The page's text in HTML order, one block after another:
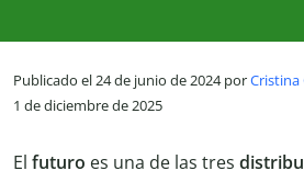
Publicado el 24 de junio de 2024 porCristina
1 de diciembre de 2025
El futuro es una de las tres